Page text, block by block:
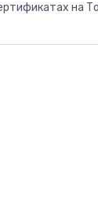
на